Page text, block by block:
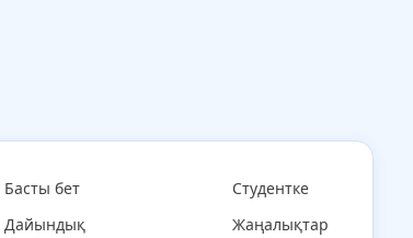
Басты бет
Дайындық
Студентке
Жаңалықтар